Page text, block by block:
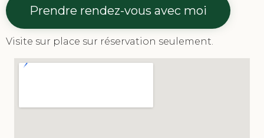
Prendre rendez-vous avec moi
Visite sur place sur réservation seulement.